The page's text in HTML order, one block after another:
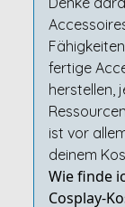
fertige
herstellen,
ist vor
deinem
Wie finde
Cosplay-